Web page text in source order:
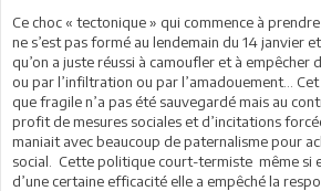
Ce choc « tectonique » qui commence à
ne s’est pas formé au lendemain du 14 janvier
qu’on a juste réussi à camoufler et à empêcher
ou par l’infiltration ou par l’amadouement…
que fragile n’a pas été sauvegardé mais au
profit de mesures sociales et d’incitations
maniait avec beaucoup de paternalisme pour
social. Cette politique court-termiste même si
d’une certaine efficacité elle a empêché la